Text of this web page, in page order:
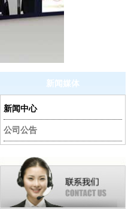
新闻媒体
新闻中心
公司公告